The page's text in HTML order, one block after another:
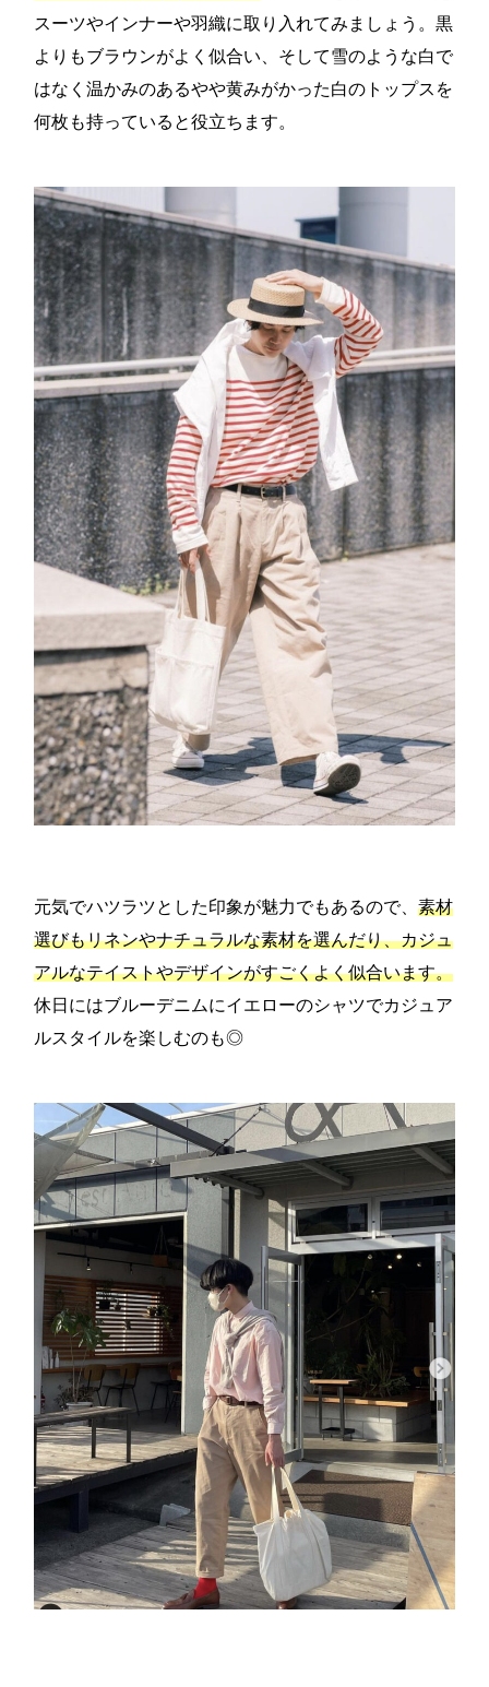
スーツやインナーや羽織に取り入れてみましょう。黒
よりもブラウンがよく似合い、そして雪のような白で
はなく温かみのあるやや黄みがかった白のトップスを
何枚も持っていると役立ちます。
元気でハツラツとした印象が魅力でもあるので、 素材
選びもリネンやナチュラルな素材を選んだり、カジュ
アルなテイストやデザインがすごくよく似合います。
休日にはブルーデニムにイエローのシャツでカジュア
ルスタイルを楽しむのも◎